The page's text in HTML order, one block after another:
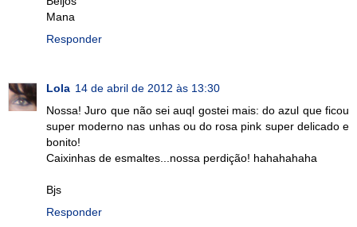
Mana
Responder
Lola 14 de abril de 2012 às 13:30
Nossa! Juro que não sei auql gostei mais: do azul que ficou
super moderno nas unhas ou do rosa pink super delicado e
bonito!
Caixinhas de esmaltes...nossa perdição! hahahahaha
Bjs
Responder